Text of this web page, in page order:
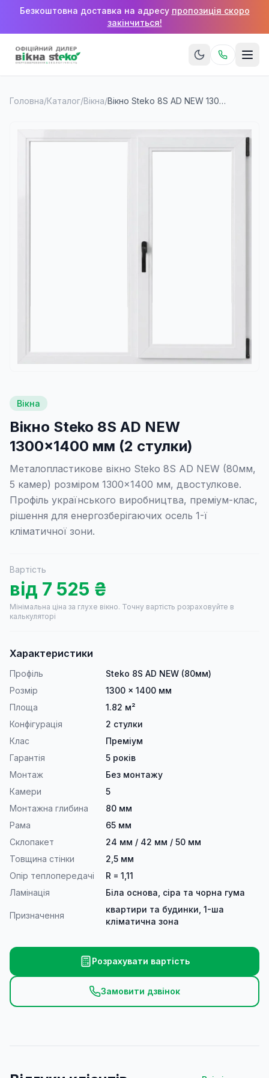
Безкоштовна доставка на адресу пропозиція скоро
закінчиться!
Головна/Каталог/Вікна/ Вікно Steko 8S AD NEW 1300×1400 мм (2 стулки)
Вікна
Вікно Steko 8S AD NEW
1300×1400 мм (2 стулки)
Металопластикове вікно Steko 8S AD NEW (80мм,
5 камер) розміром 1300×1400 мм, двостулкове.
Профіль українського виробництва, преміум-клас,
рішення для енергозберігаючих осель 1-ї
кліматичної зони.
Вартість
від 7 525 ₴
Мінімальна ціна за глухе вікно. Точну вартість розраховуйте в
калькуляторі
Характеристики
Профіль
Steko 8S AD NEW (80мм)
Розмір
1300 × 1400 мм
Площа
1.82 м²
Конфігурація
2 стулки
Клас
Преміум
Гарантія
5 років
Монтаж
Без монтажу
Камери
5
Монтажна глибина
80 мм
Рама
65 мм
Склопакет
24 мм / 42 мм / 50 мм
Товщина стінки
2,5 мм
Опір теплопередачі
R = 1,11
Ламінація
Біла основа, сіра та чорна гума
Призначення
квартири та будинки, 1-ша
кліматична зона
Розрахувати вартість
Замовити дзвінок